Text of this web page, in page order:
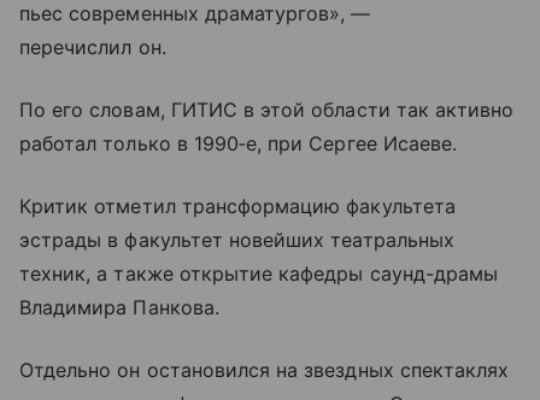
пьес современных драматургов», —
перечислил он.
По его словам, ГИТИС в этой области так активно
работал только в 1990‑е, при Сергее Исаеве.
Критик отметил трансформацию факультета
эстрады в факультет новейших театральных
техник, а также открытие кафедры саунд-драмы
Владимира Панкова.
Отдельно он остановился на звездных спектаклях